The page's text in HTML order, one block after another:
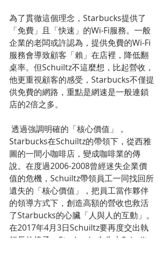
為了貫徹這個理念，Starbucks提供了
「免費」且「快速」的Wi-Fi服務。一般
企業的老闆或許認為，提供免費的Wi-Fi
服務會導致顧客「賴」在店裡，降低翻
桌率。但Schuiltz不這麼想，比起營收，
他更重視顧客的感受，Starbucks不僅提
供免費的網路，重點是網速是一般連鎖
店的2倍之多。
Starbucks在Schuiltz的帶領下，從西雅
圖的一間小咖啡店，變成咖啡業的傳
說。在度過2006-2008曾經迷失企業價
值的危機，Schuiltz帶領員工一同找回所
遺失的「核心價值」，把員工當作夥伴
的領導方式下，創造高額的營收也救活
了Starbucks的心臟「人與人的互動」。
在2017年4月3日Schuiltz要再度交出執
行長的棒子，Starbucks在失去Schuiltz